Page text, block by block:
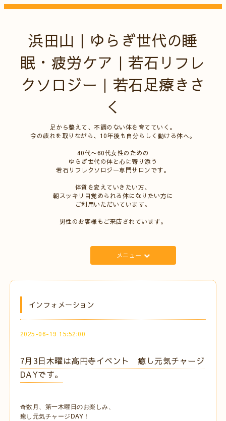
浜田山｜ゆらぎ世代の睡
眠・疲労ケア｜若石リフレ
クソロジー｜若石足療きさ
く
足から整えて、不調のない体を育てていく。
今の疲れを取りながら、10年後も自分らしく動ける体へ。
40代〜60代女性のための
ゆらぎ世代の体と心に寄り添う
若石リフレクソロジー専門サロンです。
体質を変えていきたい方、
朝スッキリ目覚められる体になりたい方に
ご利用いただいています。
男性のお客様もご来店されています。
メニュー
インフォメーション
2025-06-19 15:52:00
7月3日木曜は高円寺イベント 癒し元気チャージ
DAYです。
奇数月、第一木曜日のお楽しみ、
癒し元気チャージDAY！